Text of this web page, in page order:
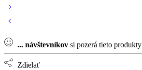
... návštevníkov si pozerá tieto produkty
Zdielať